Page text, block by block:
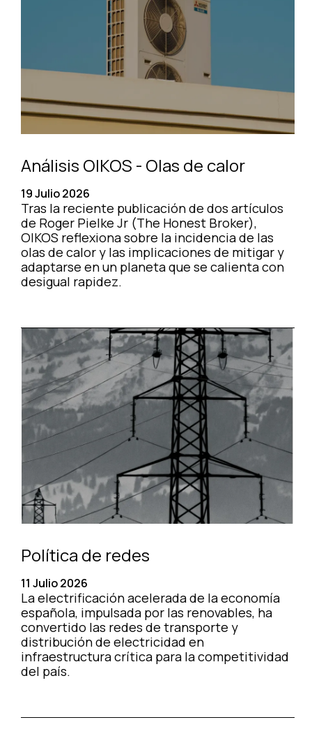
Análisis OIKOS - Olas de calor
19 Julio 2026
Tras la reciente publicación de dos artículos
de Roger Pielke Jr (The Honest Broker),
OIKOS reflexiona sobre la incidencia de las
olas de calor y las implicaciones de mitigar y
adaptarse en un planeta que se calienta con
desigual rapidez.
Política de redes
11 Julio 2026
La electrificación acelerada de la economía
española, impulsada por las renovables, ha
convertido las redes de transporte y
distribución de electricidad en
infraestructura crítica para la competitividad
del país.